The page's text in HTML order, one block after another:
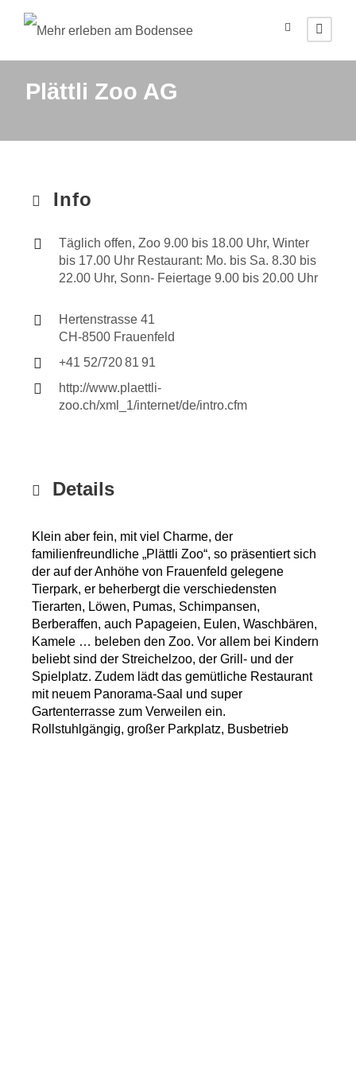
Plättli Zoo AG
Info
Täglich offen, Zoo 9.00 bis 18.00 Uhr, Winter
bis 17.00 Uhr Restaurant: Mo. bis Sa. 8.30 bis
22.00 Uhr, Sonn- Feiertage 9.00 bis 20.00 Uhr
Hertenstrasse 41
CH-8500 Frauenfeld
+41 52/720 81 91
http://www.plaettli-
zoo.ch/xml_1/internet/de/intro.cfm
Details
Klein aber fein, mit viel Charme, der
familienfreundliche „Plättli Zoo“, so präsentiert sich
der auf der Anhöhe von Frauenfeld gelegene
Tierpark, er beherbergt die ver­schiedensten
Tierarten, Löwen, Pumas, Schimpansen,
Berberaffen, auch Papageien, Eulen, Waschbären,
Kamele … beleben den Zoo. Vor allem bei Kindern
beliebt sind der Streichelzoo, der Grill- und der
Spielplatz. Zudem lädt das gemütliche Restaurant
mit neuem Panorama-Saal und super
Gartenterrasse zum Verweilen ein.
Rollstuhlgängig, großer Parkplatz, Busbetrieb